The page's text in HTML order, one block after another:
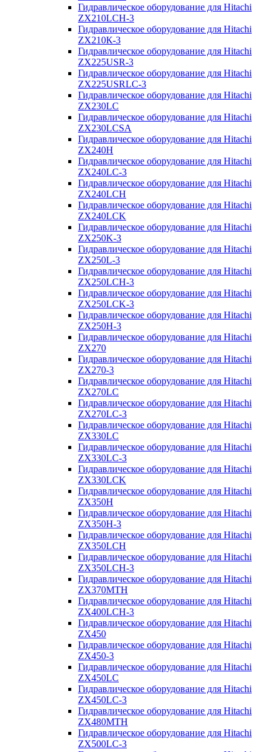
Гидравлическое оборудование для Hitachi
ZX210LCH-3
Гидравлическое оборудование для Hitachi
ZX210К-3
Гидравлическое оборудование для Hitachi
ZX225USR-3
Гидравлическое оборудование для Hitachi
ZX225USRLC-3
Гидравлическое оборудование для Hitachi
ZX230LC
Гидравлическое оборудование для Hitachi
ZX230LCSA
Гидравлическое оборудование для Hitachi
ZX240H
Гидравлическое оборудование для Hitachi
ZX240LC-3
Гидравлическое оборудование для Hitachi
ZX240LCH
Гидравлическое оборудование для Hitachi
ZX240LCK
Гидравлическое оборудование для Hitachi
ZX250K-3
Гидравлическое оборудование для Hitachi
ZX250L-3
Гидравлическое оборудование для Hitachi
ZX250LCH-3
Гидравлическое оборудование для Hitachi
ZX250LCK-3
Гидравлическое оборудование для Hitachi
ZX250Н-3
Гидравлическое оборудование для Hitachi
ZX270
Гидравлическое оборудование для Hitachi
ZX270-3
Гидравлическое оборудование для Hitachi
ZX270LC
Гидравлическое оборудование для Hitachi
ZX270LC-3
Гидравлическое оборудование для Hitachi
ZX330LC
Гидравлическое оборудование для Hitachi
ZX330LC-3
Гидравлическое оборудование для Hitachi
ZX330LCK
Гидравлическое оборудование для Hitachi
ZX350H
Гидравлическое оборудование для Hitachi
ZX350H-3
Гидравлическое оборудование для Hitachi
ZX350LCH
Гидравлическое оборудование для Hitachi
ZX350LCH-3
Гидравлическое оборудование для Hitachi
ZX370MTH
Гидравлическое оборудование для Hitachi
ZX400LCH-3
Гидравлическое оборудование для Hitachi
ZX450
Гидравлическое оборудование для Hitachi
ZX450-3
Гидравлическое оборудование для Hitachi
ZX450LC
Гидравлическое оборудование для Hitachi
ZX450LC-3
Гидравлическое оборудование для Hitachi
ZX480MTH
Гидравлическое оборудование для Hitachi
ZX500LC-3